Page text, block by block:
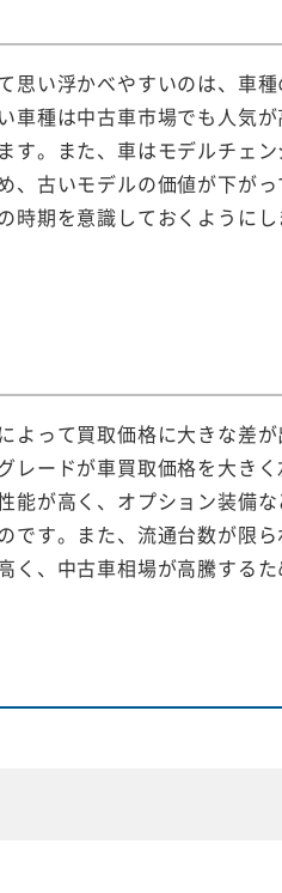
思い浮かべやすいのは、車
車種は中古車市場でも人気
す。また、車はモデルチェ
、古いモデルの価値が下が
期を意識しておくようにし
よって買取価格に大きな差
レードが車買取価格を大き
能が高く、オプション装備
です。また、流通台数が限
く、中古車相場が高騰する